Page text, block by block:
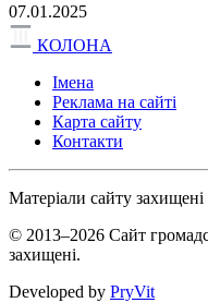
07.01.2025
КОЛОНА
Імена
Реклама на сайті
Карта сайту
Контакти
Матеріали сайту
© 2013–2026 Сайт
захищені.
Developed by PryVit